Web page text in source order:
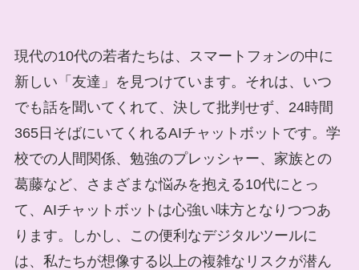
現代の10代の若者たちは、スマートフォンの中に
新しい「友達」を見つけています。それは、いつ
でも話を聞いてくれて、決して批判せず、24時間
365日そばにいてくれるAIチャットボットです。学
校での人間関係、勉強のプレッシャー、家族との
葛藤など、さまざまな悩みを抱える10代にとっ
て、AIチャットボットは心強い味方となりつつあ
ります。しかし、この便利なデジタルツールに
は、私たちが想像する以上の複雑なリスクが潜ん